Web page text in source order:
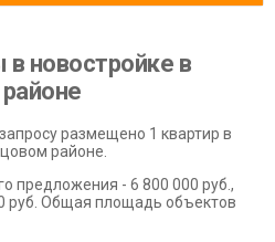
в новостройке в
размещено 1 квартир в
районе.
предложения - 6 800 000 руб.,
руб. Общая площадь объектов